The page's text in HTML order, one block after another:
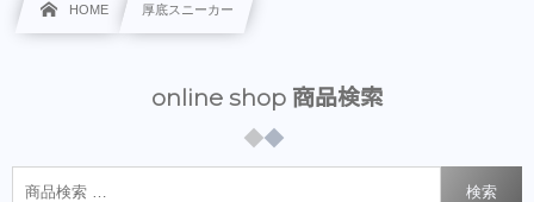
HOME 厚底スニーカー
online shop 商品検索
検索